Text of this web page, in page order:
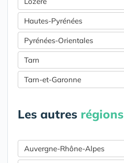
Hautes-Pyrénées
Pyrénées-Orientales
Tarn
Tarn-et-Garonne
Les autres régions
Auvergne-Rhône-Alpes